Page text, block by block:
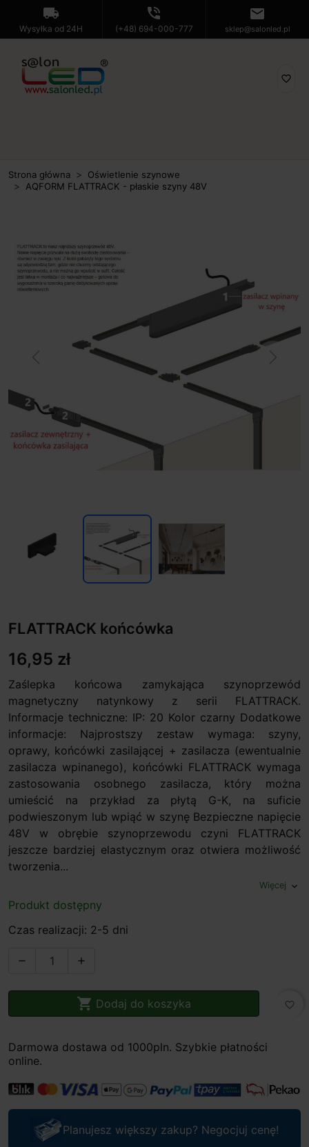
local_shipping
Wysyłka od 24H
phone_in_talk
(+48) 694-000-777
mail
sklep@salonled.pl
favorite_border
Strona główna
Oświetlenie szynowe
AQFORM FLATTRACK - płaskie szyny 48V
FLATTRACK końcówka
16,95 zł
Zaślepka końcowa zamykająca szynoprzewód
magnetyczny natynkowy z serii FLATTRACK.
Informacje techniczne: IP: 20 Kolor czarny Dodatkowe
informacje: Najprostszy zestaw wymaga: szyny,
oprawy, końcówki zasilającej + zasilacza (ewentualnie
zasilacza wpinanego), końcówki FLATTRACK wymaga
zastosowania osobnego zasilacza, który można
umieścić na przykład za płytą G-K, na suficie
podwieszonym lub wpiąć w szynę Bezpieczne napięcie
48V w obrębie szynoprzewodu czyni FLATTRACK
jeszcze bardziej elastycznym oraz otwiera możliwość
tworzenia...
Więcej expand_more
Produkt dostępny
Czas realizacji: 2-5 dni
 
 Dodaj do koszyka favorite_border
Darmowa dostawa od 1000pln. Szybkie płatności
online.
Planujesz większy zakup? Negocjuj cenę!